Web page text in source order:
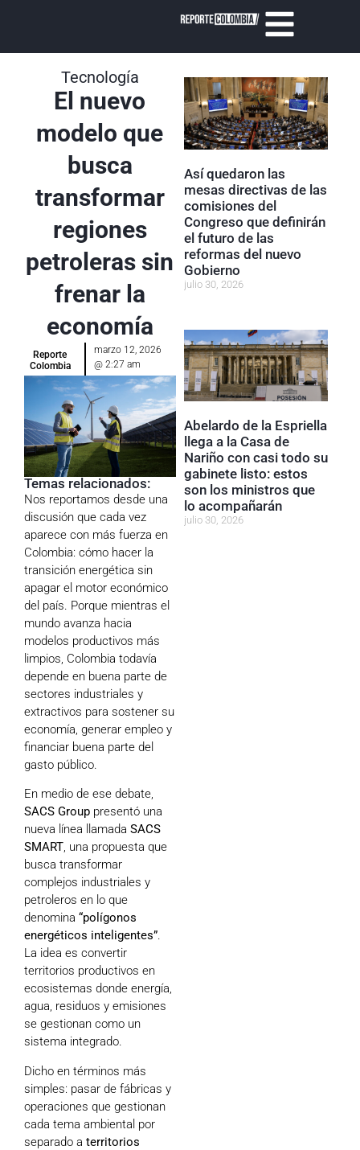
Tecnología
El nuevo
modelo que
busca
transformar
regiones
petroleras sin
frenar la
economía
Reporte
Colombia
marzo 12, 2026
@ 2:27 am
Temas relacionados:
Nos reportamos desde una
discusión que cada vez
aparece con más fuerza en
Colombia: cómo hacer la
transición energética sin
apagar el motor económico
del país. Porque mientras el
mundo avanza hacia
modelos productivos más
limpios, Colombia todavía
depende en buena parte de
sectores industriales y
extractivos para sostener su
economía, generar empleo y
financiar buena parte del
gasto público.
En medio de ese debate,
SACS Group presentó una
nueva línea llamada SACS
SMART, una propuesta que
busca transformar
complejos industriales y
petroleros en lo que
denomina “polígonos
energéticos inteligentes”.
La idea es convertir
territorios productivos en
ecosistemas donde energía,
agua, residuos y emisiones
se gestionan como un
sistema integrado.
Dicho en términos más
simples: pasar de fábricas y
operaciones que gestionan
cada tema ambiental por
separado a territorios
Así quedaron las
mesas directivas de las
comisiones del
Congreso que definirán
el futuro de las
reformas del nuevo
Gobierno
julio 30, 2026
Abelardo de la Espriella
llega a la Casa de
Nariño con casi todo su
gabinete listo: estos
son los ministros que
lo acompañarán
julio 30, 2026